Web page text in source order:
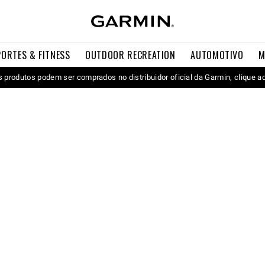
& FITNESS OUTDOOR RECREATION AUTOMOTIVO
produtos podem ser comprados no distribuidor oficial da Garmin, clique